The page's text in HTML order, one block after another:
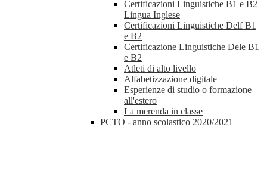
Certificazioni Linguistiche B1 e B2
Lingua Inglese
Certificazioni Linguistiche Delf B1
e B2
Certificazione Linguistiche Dele B1
e B2
Atleti di alto livello
Alfabetizzazione digitale
Esperienze di studio o formazione
all'estero
La merenda in classe
PCTO - anno scolastico 2020/2021